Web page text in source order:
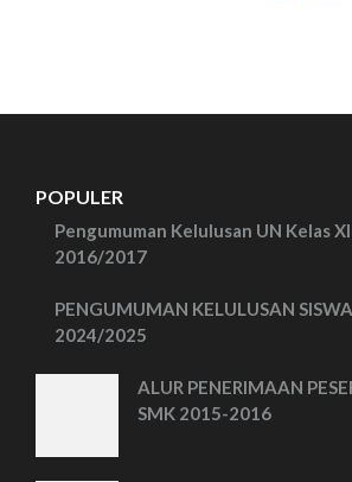
POPULER
Pengumuman Kelulusan UN Kelas
2016/2017
PENGUMUMAN KELULUSAN
2024/2025
ALUR PENERIMAAN
SMK 2015-2016